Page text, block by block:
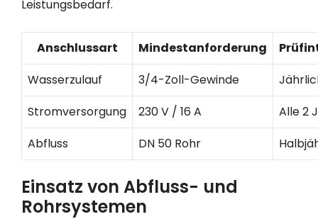
Leistungsbedarf.
Anschlussart Mindestanforderung
Wasserzulauf
3/4-Zoll-Gewinde
Stromversorgung
230 V / 16 A
Alle 2
Abfluss
DN 50 Rohr
Einsatz von Abfluss- und
Rohrsystemen